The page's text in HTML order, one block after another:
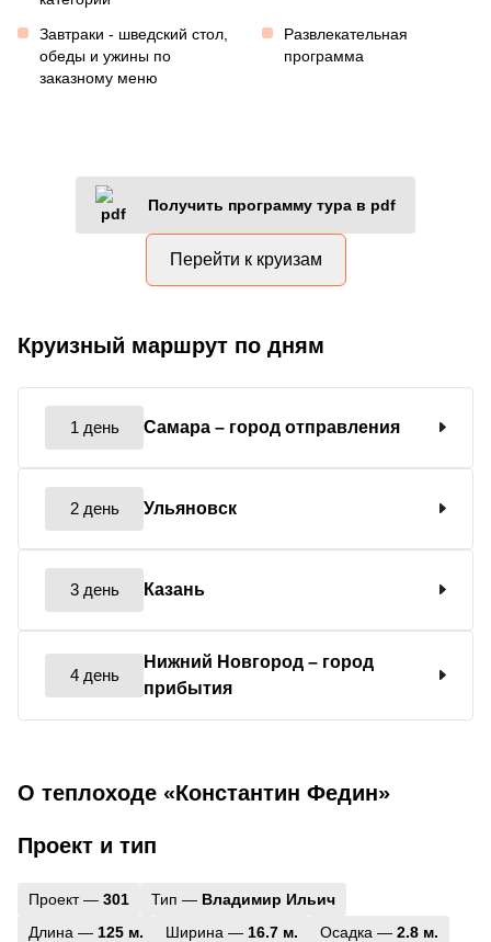
Завтраки - шведский стол,
обеды и ужины по
заказному меню
Развлекательная
программа
Получить программу тура в pdf
Перейти к круизам
Круизный маршрут по дням
1 день Самара – город отправления
2 день Ульяновск
3 день Казань
4 день
Нижний Новгород – город
прибытия
О теплоходе «Константин Федин»
Проект и тип
Проект — 301 Тип — Владимир Ильич
Длина — 125 м. Ширина — 16.7 м. Осадка — 2.8 м.